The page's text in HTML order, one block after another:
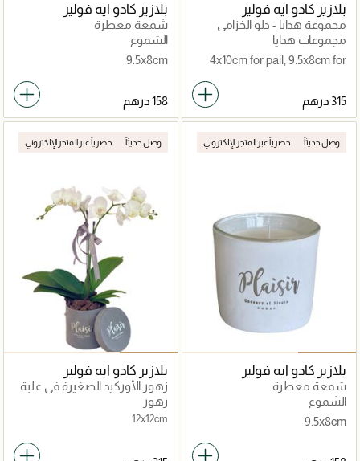
بلازير كادو ايه فولير
مجموعة هدايا - دلو الخزامى
وشمعة
مجموعات هدايا
4x10cm for pail, 9.5x8cm for
بلازير كادو ايه فولير
شمعة معطرة
الشموع
9.5x8cm
وصل حديثاً حصرياً عبر المتجر الإلكتروني
بلازير كادو ايه فولير
شمعة معطرة
الشموع
9.5x8cm
وصل حديثاً حصرياً عبر المتجر الإلكتروني
بلازير كادو ايه فولير
زهور الأوركيد الصغيرة في علبة
مخملية
زهور
12x12cm